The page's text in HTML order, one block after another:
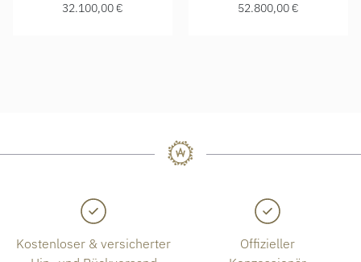
32.100,00 €
52.800,00 €
Kostenloser & versicherter
Offizieller